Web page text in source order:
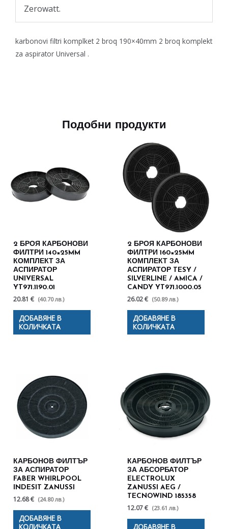
Zerowatt.
karbonovi filtri komplket 2 broq 190×40mm 2 broq komplekt
za aspirator Universal .
Подобни продукти
2 БРОЯ КАРБОНОВИ
ФИЛТРИ 140×25MM
КОМПЛЕКТ ЗА
АСПИРАТОР
UNIVERSAL
YT971.1190.01
20.81 € (40.70 лв.)
ДОБАВЯНЕ В
КОЛИЧКАТА
2 БРОЯ КАРБОНОВИ
ФИЛТРИ 160×25MM
КОМПЛЕКТ ЗА
АСПИРАТОР TESY /
SILVERLINE / AMICA /
CANDY YT971.1000.05
26.02 € (50.89 лв.)
ДОБАВЯНЕ В
КОЛИЧКАТА
КАРБОНОВ ФИЛТЪР
ЗА АСПИРАТОР
FABER WHIRLPOOL
INDESIT ZANUSSI
12.68 € (24.80 лв.)
ДОБАВЯНЕ В
КОЛИЧКАТА
КАРБОНОВ ФИЛТЪР
ЗА АБСОРБАТОР
ELECTROLUX
ZANUSSI AEG /
TECNOWIND 185358
12.07 € (23.61 лв.)
ДОБАВЯНЕ В